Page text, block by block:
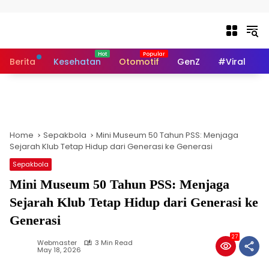
Berita Kesehatan Otomotif GenZ #Viral
Home Sepakbola
Mini Museum 50 Tahun PSS: Menjaga
Sejarah Klub Tetap Hidup dari Generasi ke Generasi
Sepakbola
Mini Museum 50 Tahun PSS: Menjaga
Sejarah Klub Tetap Hidup dari Generasi ke
Generasi
Webmaster 3 Min Read
May 18, 2026
27